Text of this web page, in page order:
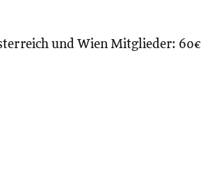
und Wien Mitglieder: 60€